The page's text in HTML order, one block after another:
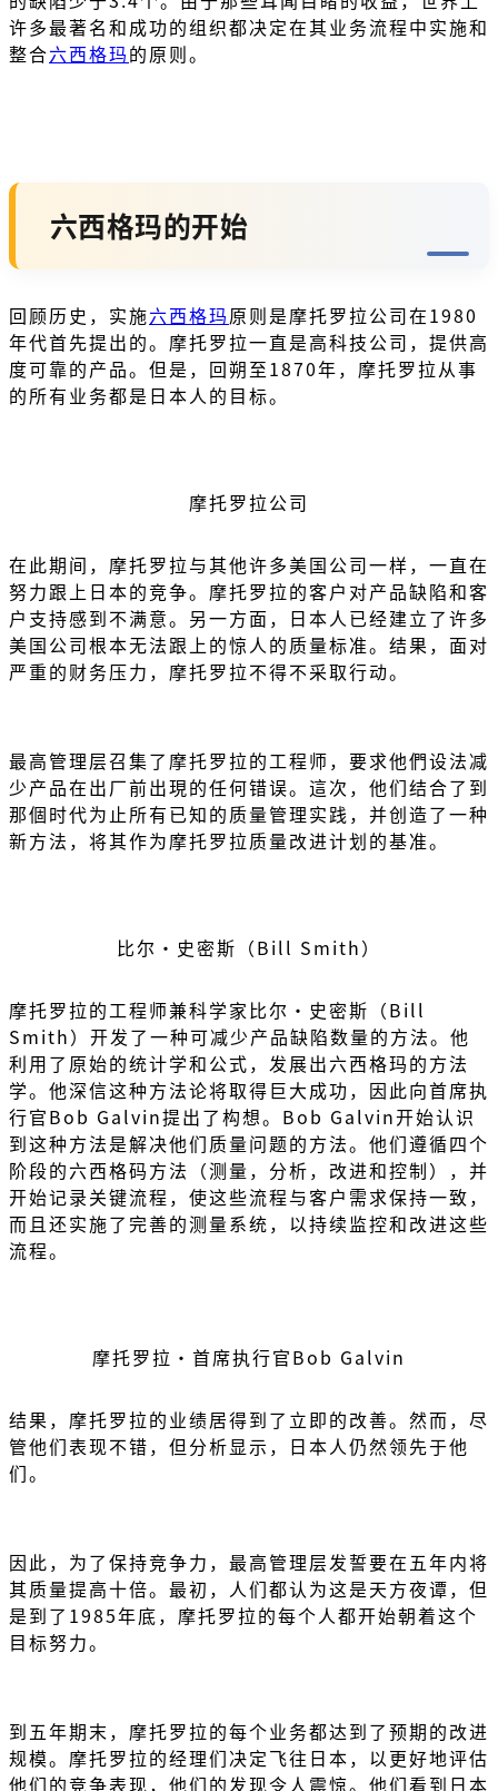
许多最著名和成功的组织都决定在其业务流程中实施和
整合六西格玛的原则。
六西格玛的开始
回顾历史，实施六西格玛原则是摩托罗拉公司在1980
年代首先提出的。摩托罗拉一直是高科技公司，提供高
度可靠的产品。但是，回朔至1870年，摩托罗拉从事
的所有业务都是日本人的目标。
摩托罗拉公司
在此期间，摩托罗拉与其他许多美国公司一样，一直在
努力跟上日本的竞争。摩托罗拉的客户对产品缺陷和客
户支持感到不满意。另一方面，日本人已经建立了许多
美国公司根本无法跟上的惊人的质量标准。结果，面对
严重的财务压力，摩托罗拉不得不采取行动。
最高管理层召集了摩托罗拉的工程师，要求他們设法减
少产品在出厂前出現的任何错误。這次，他们结合了到
那個时代为止所有已知的质量管理实践，并创造了一种
新方法，将其作为摩托罗拉质量改进计划的基准。
比尔·史密斯（Bill Smith）
摩托罗拉的工程师兼科学家比尔·史密斯（Bill
Smith）开发了一种可减少产品缺陷数量的方法。他
利用了原始的统计学和公式，发展出六西格玛的方法
学。他深信这种方法论将取得巨大成功，因此向首席执
行官Bob Galvin提出了构想。Bob Galvin开始认识
到这种方法是解决他们质量问题的方法。他们遵循四个
阶段的六西格码方法（测量，分析，改进和控制），并
开始记录关键流程，使这些流程与客户需求保持一致，
而且还实施了完善的测量系统，以持续监控和改进这些
流程。
摩托罗拉・首席执行官Bob Galvin
结果，摩托罗拉的业绩居得到了立即的改善。然而，尽
管他们表现不错，但分析显示，日本人仍然领先于他
们。
因此，为了保持竞争力，最高管理层发誓要在五年内将
其质量提高十倍。最初，人们都认为这是天方夜谭，但
是到了1985年底，摩托罗拉的每个人都开始朝着这个
目标努力。
到五年期末，摩托罗拉的每个业务都达到了预期的改进
规模。摩托罗拉的经理们决定飞往日本，以更好地评估
他们的竞争表现，他们的发现令人震惊。他们看到日本